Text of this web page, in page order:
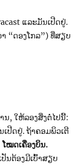
ແລະມັນເປີດຢູ່.
“ດອງໂກລ”) ທີ່ສຽບ
, ໃຫ້ລອງສິ່ງ​ຕໍ່​ໄປ​ນີ້:
ປີດຢູ່. ຖ້າຄອມພິວເຕີ
ໂໝດເຄື່ອງບິນ.
ນຕ້ອງມີເບົ້າສຽບ